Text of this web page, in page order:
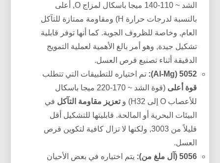
الشد ~ 110-140 ميجا باسكال لمزاج O, أعلى
بالنسبة لدرجات حرارة H) ومقاومة ممتازة للتآكل
العام, وخاصة للظروف الجوية. كما أنها توفر قابلية
تشكيل جيدة, وهو أمر بالغ الأهمية لعملية التمويج
الدقيقة أثناء تصنيع قرص العسل.
5052 (Al-Mg):
تم اختياره للتطبيقات التي تتطلب
قوة أعلى
(قوة الشد ~ 170-220 ميجا باسكال
للأعصاب O إلى H32) و
تعزيز مقاومة التآكل في
البيئات البحرية أو المالحة. قابليتها للتشكيل أقل
قليلاً من 3003, ولكنها لا تزال كافية لتكوين قرص
العسل.
5056 (آل ملغ من):
يتم اختياره في بعض الأحيان